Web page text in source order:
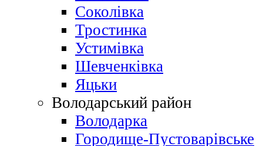
Соколівка
Тростинка
Устимівка
Шевченківка
Яцьки
Володарський район
Володарка
Городище-Пустоварівське